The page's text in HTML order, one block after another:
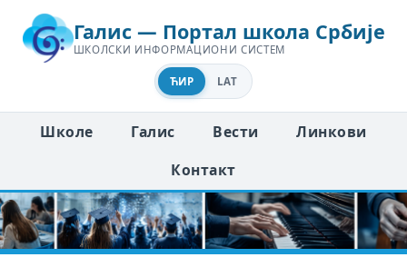
Галис — Портал школа Србије
ШКОЛСКИ ИНФОРМАЦИОНИ СИСТЕМ
ЋИР LAT
Школе Галис Вести
Линкови
Контакт